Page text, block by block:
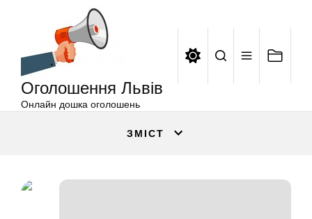
Оголошення Львів
Онлайн дошка оголошень
ЗМІСТ